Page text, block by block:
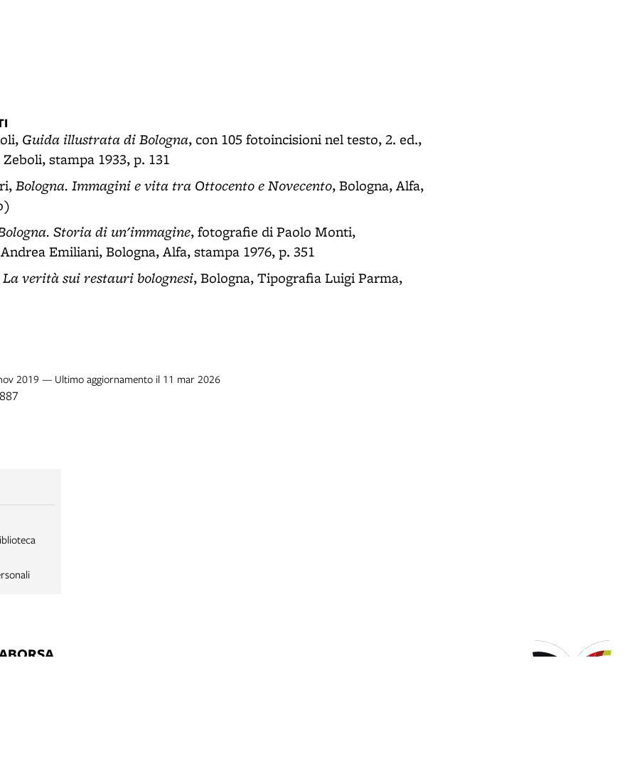
Guida illustrata di Bologna, con 105 fotoincisioni nel testo, 2. ed.,
stampa 1933, p. 131
Bologna. Immagini e vita tra Ottocento e Novecento, Bologna, Alfa,
Storia di un'immagine, fotografie di Paolo Monti,
Emiliani, Bologna, Alfa, stampa 1976, p. 351
La verità sui restauri bolognesi, Bologna, Tipografia Luigi Parma,
2019 — Ultimo aggiornamento il 11 mar 2026